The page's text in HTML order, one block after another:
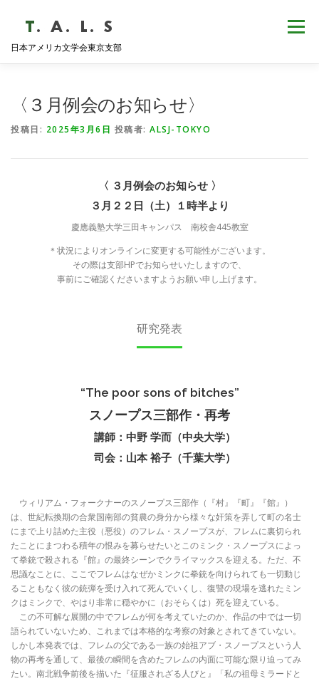
ツ
日本アメリカ文学会東京支部
メニュー
〈３月例会のお知らせ〉
投稿日: 2025年3月6日 投稿者: ALSJ-TOKYO
〈 ３月例会のお知らせ 〉
３月２２日（土）１時半より
慶應義塾大学三田キャンパス 南校舎445教室
＊状況によりオンラインに変更する可能性がございます。
その際は支部HPでお知らせいたしますので、
事前にご確認くださいますようお願い申し上げます。
研究発表
“The poor sons of bitches”
スノープス三部作・再考
講師：中野 学而（中央大学）
司会：山本 裕子（千葉大学）
ウィリアム・フォークナーのスノープス三部作（『村』『町』『館』）
は、世紀転換期の合衆国南部の貧農の身分から様々な奸策を弄して町の名士
にまで上り詰めた主役（悪役）のフレム・スノープスが、フレムに裏切られ
たことにまつわる積年の恨みを募らせたいとこのミンク・スノープスによっ
て拳銃で殺される『館』の最終シーンでクライマックスを迎える。ただ、不
思議なことに、ここでフレムはなぜかミンクに拳銃を向けられても一切動じ
ることもなく彼の銃弾を受け入れて死んでいくし、復讐の現場を逃れたミン
クはミンクで、やはり非常に穏やかに（おそらくは）死を迎えている。
この不可解な展開の中でフレムが何を考えていたのか、作品の中では一切
語られていないため、これまでは本格的な考察の対象とされてきていない。
しかし本発表では、フレムの父である一族の始祖アブ・スノープスという人
物の再考を通して、最後の瞬間を含めたフレムの内面に可能な限り迫ってみ
たい。南北戦争前後を描いた『征服されざる人びと』「私の祖母ミラードと